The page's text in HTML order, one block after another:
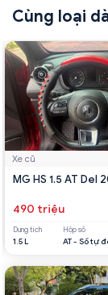
Cùng loại
Xe cũ
MG HS 1.5 AT Del
490 triệu
Dung tích
1.5 L
Hộp số
AT - Số tự